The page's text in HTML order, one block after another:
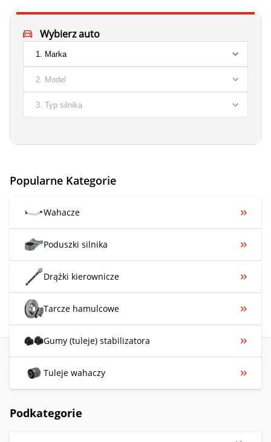
Wybierz auto
Popularne Kategorie
Wahacze
Poduszki silnika
Drążki kierownicze
Tarcze hamulcowe
Gumy (tuleje) stabilizatora
Tuleje wahaczy
Podkategorie